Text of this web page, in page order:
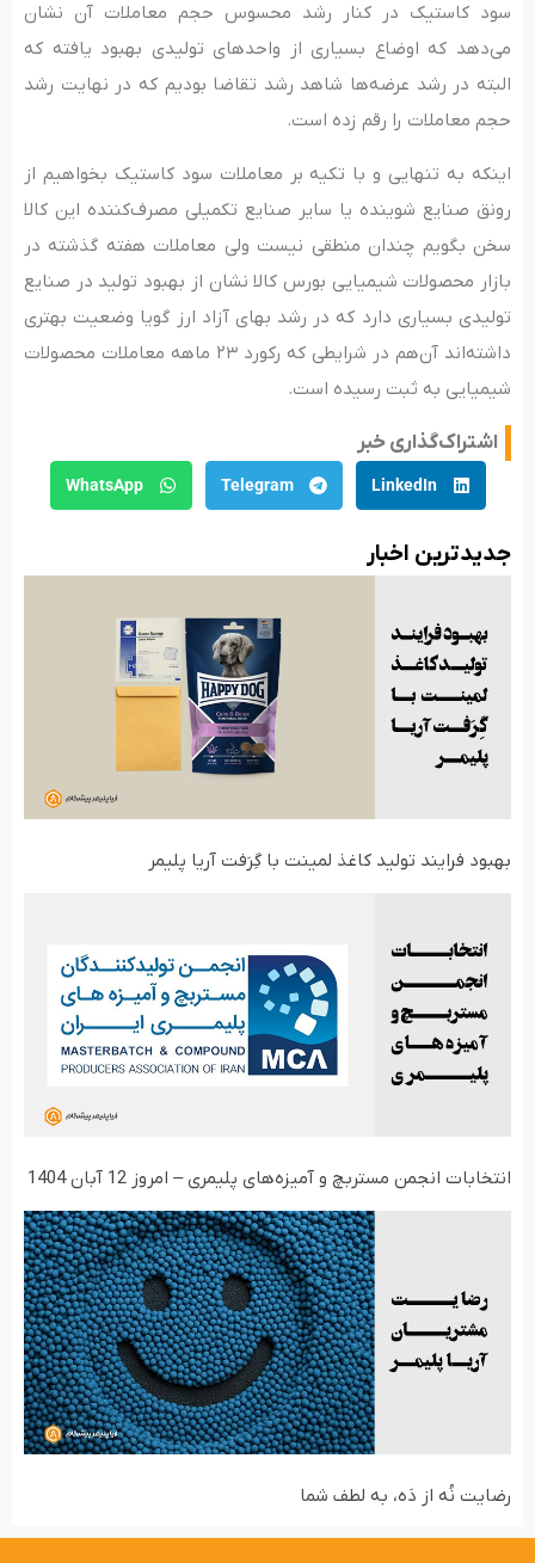
سود کاستیک در کنار رشد محسوس حجم معاملات آن نشان
می‌دهد که اوضاع بسیاری از واحدهای تولیدی بهبود یافته که
البته در رشد عرضه‌ها شاهد رشد تقاضا بودیم که در نهایت رشد
حجم معاملات را رقم زده است.
اینکه به تنهایی و با تکیه بر معاملات سود کاستیک بخواهیم از
رونق صنایع شوینده یا سایر صنایع تکمیلی مصرف‌کننده این کالا
سخن بگویم چندان منطقی نیست ولی معاملات هفته گذشته در
بازار محصولات شیمیایی بورس کالا نشان از بهبود تولید در صنایع
تولیدی بسیاری دارد که در رشد بهای آزاد ارز گویا وضعیت بهتری
داشته‌اند آن‌هم در شرایطی که رکورد ۲۳ ماهه معاملات محصولات
شیمیایی به ثبت رسیده است.
اشتراک‌گذاری خبر
LinkedIn
Telegram
WhatsApp
جدید‌ترین اخبار
بهبود فرایند تولید کاغذ لمینت با گِرَفت آریا پلیمر
انتخابات انجمن مستربچ و آمیزه‌های پلیمری – امروز 12 آبان 1404
رضایت نُه از دَه، به لطف شما